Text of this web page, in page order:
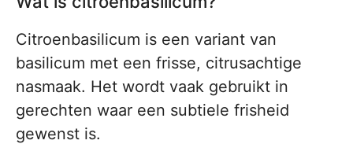
Citroenbasilicum is een variant van
basilicum met een frisse, citrusachtige
nasmaak. Het wordt vaak gebruikt in
gerechten waar een subtiele frisheid
gewenst is.